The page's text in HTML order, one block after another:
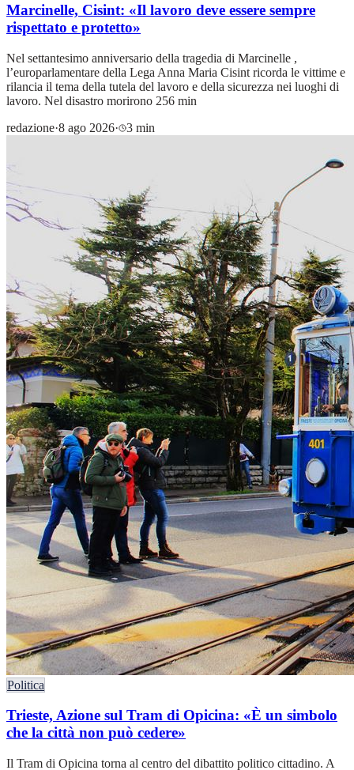
Marcinelle, Cisint: «Il lavoro deve essere sempre
rispettato e protetto»
Nel settantesimo anniversario della tragedia di Marcinelle ,
l’europarlamentare della Lega Anna Maria Cisint ricorda le vittime e
rilancia il tema della tutela del lavoro e della sicurezza nei luoghi di
lavoro. Nel disastro morirono 256 min
redazione·8 ago 2026· 3 min
Politica
Trieste, Azione sul Tram di Opicina: «È un simbolo
che la città non può cedere»
Il Tram di Opicina torna al centro del dibattito politico cittadino. A